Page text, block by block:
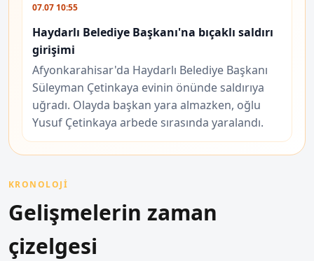
07.07 10:55
Haydarlı Belediye Başkanı'na bıçaklı saldırı
girişimi
Afyonkarahisar'da Haydarlı Belediye Başkanı
Süleyman Çetinkaya evinin önünde saldırıya
uğradı. Olayda başkan yara almazken, oğlu
Yusuf Çetinkaya arbede sırasında yaralandı.
KRONOLOJİ
Gelişmelerin zaman
çizelgesi